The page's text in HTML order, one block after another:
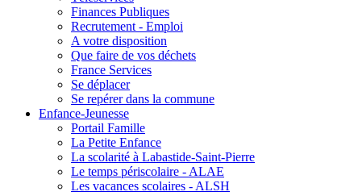
Finances Publiques
Recrutement - Emploi
A votre disposition
Que faire de vos déchets
France Services
Se déplacer
Se repérer dans la commune
Enfance-Jeunesse
Portail Famille
La Petite Enfance
La scolarité à Labastide-Saint-Pierre
Le temps périscolaire - ALAE
Les vacances scolaires - ALSH